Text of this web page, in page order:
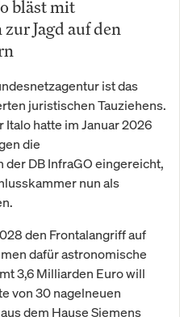
bläst mit
Jagd auf den
ist das
juristischen Tauziehens.
hatte im Januar 2026
die
DB InfraGO eingereicht,
nun als
den Frontalangriff auf
dafür astronomische
3,6 Milliarden Euro will
von 30 nagelneuen
dem Hause Siemens